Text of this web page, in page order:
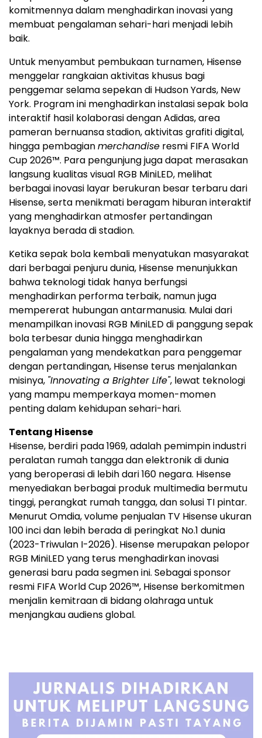
komitmennya dalam menghadirkan inovasi yang
membuat pengalaman sehari-hari menjadi lebih
baik.
Untuk menyambut pembukaan turnamen, Hisense
menggelar rangkaian aktivitas khusus bagi
penggemar selama sepekan di Hudson Yards, New
York. Program ini menghadirkan instalasi sepak bola
interaktif hasil kolaborasi dengan Adidas, area
pameran bernuansa stadion, aktivitas grafiti digital,
hingga pembagianmerchandise resmi FIFA World
Cup 2026™. Para pengunjung juga dapat merasakan
langsung kualitas visual RGB MiniLED, melihat
berbagai inovasi layar berukuran besar terbaru dari
Hisense, serta menikmati beragam hiburan interaktif
yang menghadirkan atmosfer pertandingan
layaknya berada di stadion.
Ketika sepak bola kembali menyatukan masyarakat
dari berbagai penjuru dunia, Hisense menunjukkan
bahwa teknologi tidak hanya berfungsi
menghadirkan performa terbaik, namun juga
mempererat hubungan antarmanusia. Mulai dari
menampilkan inovasi RGB MiniLED di panggung sepak
bola terbesar dunia hingga menghadirkan
pengalaman yang mendekatkan para penggemar
dengan pertandingan, Hisense terus menjalankan
misinya, "Innovating a Brighter Life", lewat teknologi
yang mampu memperkaya momen-momen
penting dalam kehidupan sehari-hari.
Tentang Hisense
Hisense, berdiri pada 1969, adalah pemimpin industri
peralatan rumah tangga dan elektronik di dunia
yang beroperasi di lebih dari 160 negara. Hisense
menyediakan berbagai produk multimedia bermutu
tinggi, perangkat rumah tangga, dan solusi TI pintar.
Menurut Omdia, volume penjualan TV Hisense ukuran
100 inci dan lebih berada di peringkat No.1 dunia
(2023-Triwulan I-2026). Hisense merupakan pelopor
RGB MiniLED yang terus menghadirkan inovasi
generasi baru pada segmen ini. Sebagai sponsor
resmi FIFA World Cup 2026™, Hisense berkomitmen
menjalin kemitraan di bidang olahraga untuk
menjangkau audiens global.